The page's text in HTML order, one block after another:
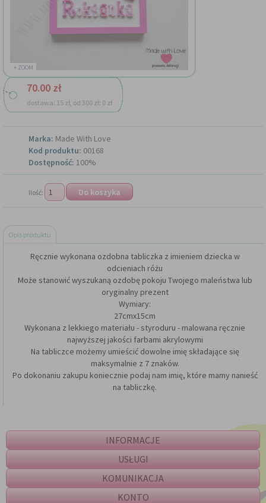
+ ZOOM
70.00 zł
dostawa: 15 zł, od 300 zł: 0 zł
Marka: Made With Love
Kod produktu: 00168
Dostępność: 100%
Ilość:
Opis produktu
Ręcznie wykonana ozdobna tabliczka z imieniem dziecka w
odcieniach różu
Może stanowić wyszukaną ozdobę pokoju Twojego maleństwa lub
oryginalny prezent
Wymiary:
27cmx15cm
Wykonana z lekkiego materiału - styroduru - malowana ręcznie
najwyższej jakości farbami akrylowymi
Na tabliczce możemy umieścić dowolne imię składające się
maksymalnie z 7 znaków.
Po dokonaniu zakupu koniecznie podaj nam imię, które mamy nanieść
na tabliczkę.
INFORMACJE
USŁUGI
KOMUNIKACJA
KONTO